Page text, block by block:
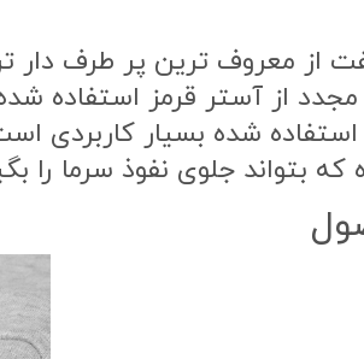
از معروف ترین پر طرف دار
از آستر قرمز استفاده
استفاده شده بسیار
بتواند جلوی نفوذ سرما را